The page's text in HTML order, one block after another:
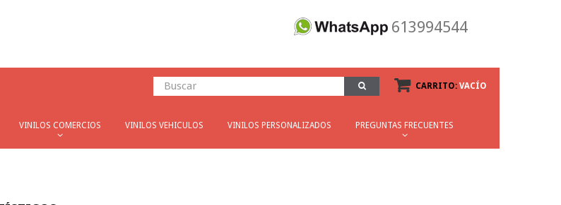
613994544
CARRITO: VACÍO
VINILOS COMERCIOS VINILOS VEHICULOS VINILOS PERSONALIZADOS PREGUNTAS FRECUENTES